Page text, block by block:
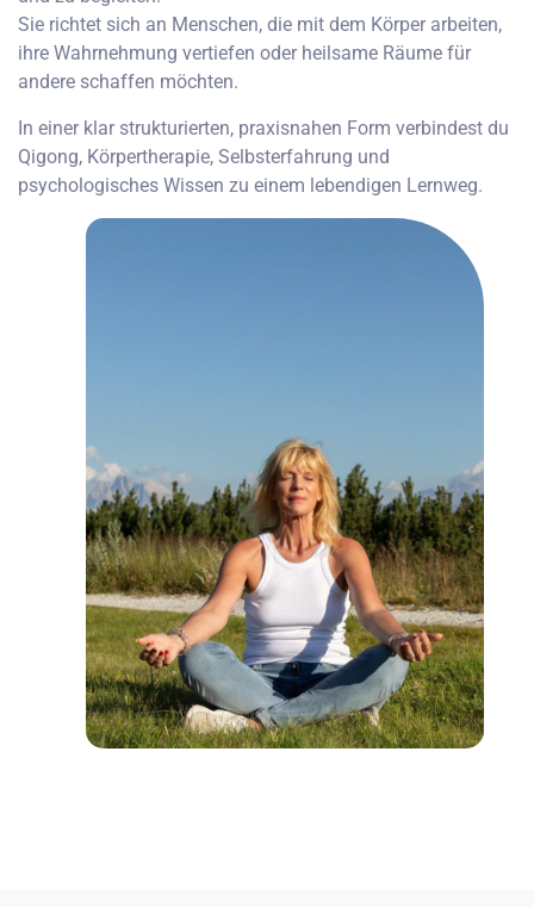
Sie richtet sich an Menschen, die mit dem Körper arbeiten,
ihre Wahrnehmung vertiefen oder heilsame Räume für
andere schaffen möchten.
In einer klar strukturierten, praxisnahen Form verbindest du
Qigong, Körpertherapie, Selbsterfahrung und
psychologisches Wissen zu einem lebendigen Lernweg.